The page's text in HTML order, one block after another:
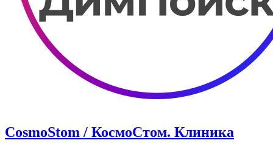
CosmoStom / КосмоСтом. Клиника